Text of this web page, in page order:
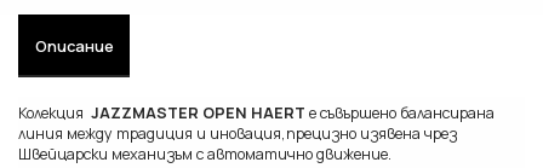
Описание
Колекция JAZZMASTER OPEN HAERT е съвършено балансирана
линия между традиция и иновация,прецизно изявена чрез
Швейцарски механизъм с автоматично движение.